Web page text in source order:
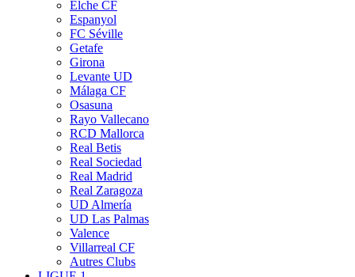
Elche CF
Espanyol
FC Séville
Getafe
Girona
Levante UD
Málaga CF
Osasuna
Rayo Vallecano
RCD Mallorca
Real Betis
Real Sociedad
Real Madrid
Real Zaragoza
UD Almería
UD Las Palmas
Valence
Villarreal CF
Autres Clubs